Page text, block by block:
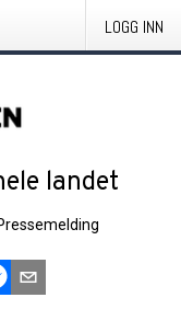
LOGG INN
landet